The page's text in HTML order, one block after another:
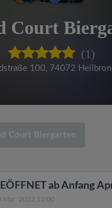
Court
(1)
100, 74072
Court Biergarten
ab Anfang
Mar. 2022 11:00